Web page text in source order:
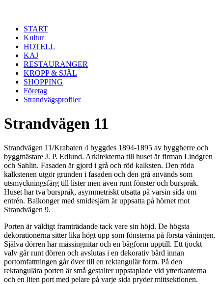
START
Kultur
HOTELL
KAJ
RESTAURANGER
KROPP & SJÄL
SHOPPING
Företag
Strandvägsprofiler
Strandvägen 11
Strandvägen 11/Krabaten 4 byggdes 1894-1895 av byggherre och
byggmästare J. P. Edlund. Arkitekterna till huset är firman Lindgren
och Sahlin. Fasaden är gjord i grå och röd kalksten. Den röda
kalkstenen utgör grunden i fasaden och den grå används som
utsmyckningsfärg till lister men även runt fönster och burspråk.
Huset har två burspråk, asymmetriskt utsatta på varsin sida om
entrén. Balkonger med smidesjärn är uppsatta på hörnet mot
Strandvägen 9.
Porten är väldigt framträdande tack vare sin höjd. De högsta
dekorationerna sitter lika högt upp som fönsterna på första våningen.
Själva dörren har mässingnitar och en bågform upptill. Ett tjockt
valv går runt dörren och avslutas i en dekorativ bård innan
portomfattningen går över till en rektangulär form. På den
rektangulära porten är små gestalter uppstaplade vid ytterkanterna
och en liten port med pelare på varje sida pryder mittsektionen.